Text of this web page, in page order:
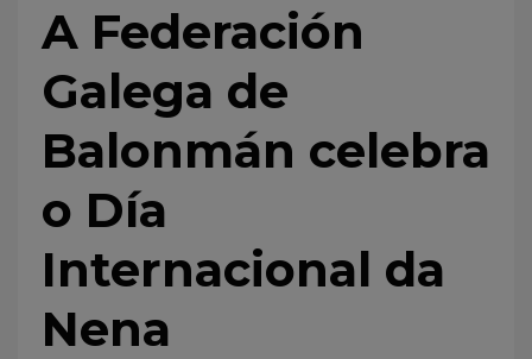
A Federación
Galega de
Balonmán celebra
o Día
Internacional da
Nena